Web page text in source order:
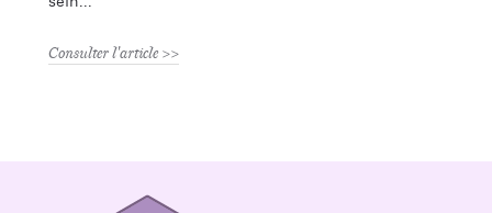
Consulter l'article